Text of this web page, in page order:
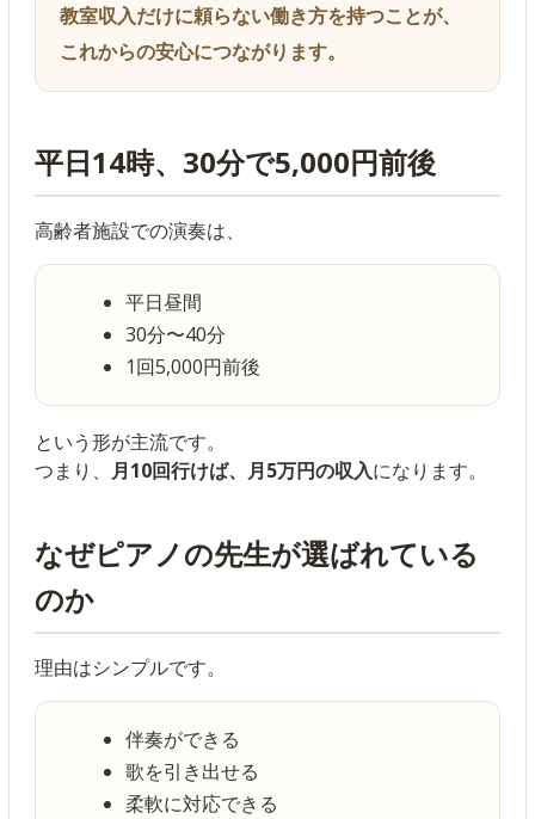
教室収入だけに頼らない働き方を持つことが、
これからの安心につながります。
平日14時、30分で5,000円前後
高齢者施設での演奏は、
平日昼間
30分〜40分
1回5,000円前後
という形が主流です。
つまり、 月10回行けば、月5万円の収入になります。
なぜピアノの先生が選ばれている
のか
理由はシンプルです。
伴奏ができる
歌を引き出せる
柔軟に対応できる